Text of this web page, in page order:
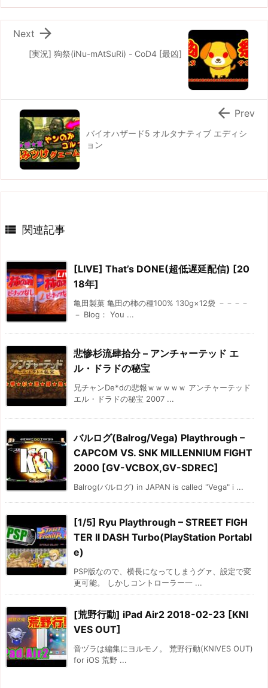
[実況] 狗祭(iNu-mAtSuRi) - CoD4 [最凶]

Next
バイオハザード5 オルタナティブ エディシ
ョン
 Prev
 関連記事
[LIVE] That’s DONE(超低遅延配信) [20
18年]
亀田製菓 亀田の柿の種100% 130g×12袋 －－－－
－ Blog： You ...
悲惨杉流肆拾分 – アンチャーテッド エ
ル・ドラドの秘宝
兄チャンDe*dの悲報ｗｗｗｗｗ アンチャーテッド
エル・ドラドの秘宝 2007 ...
バルログ(Balrog/Vega) Playthrough –
CAPCOM VS. SNK MILLENNIUM FIGHT
2000 [GV-VCBOX,GV-SDREC]
Balrog(バルログ) in JAPAN is called "Vega" i ...
[1/5] Ryu Playthrough – STREET FIGH
TER II DASH Turbo(PlayStation Portabl
e)
PSP版なので、横長になってしまうグァ、設定で変
更可能。 しかしコントローラー一 ...
[荒野行動] iPad Air2 2018-02-23 [KNI
VES OUT]
音ヅラは編集にヨルモノ。 荒野行動(KNIVES OUT)
for iOS 荒野 ...